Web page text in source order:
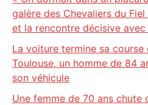
galère des Chevaliers du
et la rencontre décisive
La voiture termine sa
Toulouse, un homme de 84
son véhicule
Une femme de 70 ans chute